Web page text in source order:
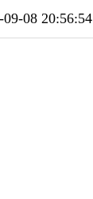
09-08 20:56:54